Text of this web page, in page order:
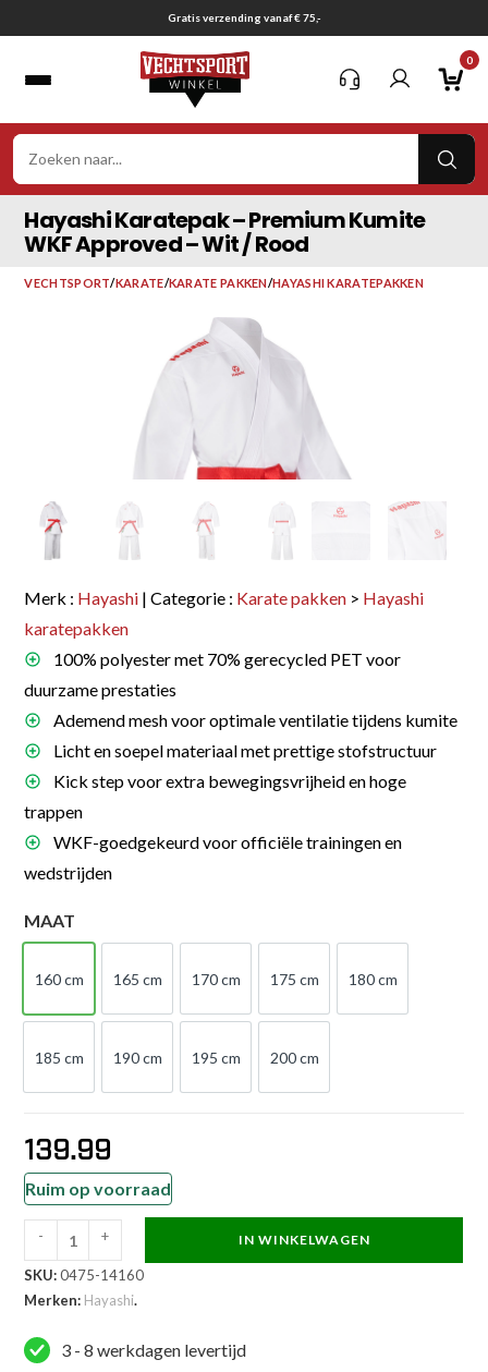
naar
Gratis verzending vanaf € 75,-
0
Hayashi Karatepak – Premium Kumite
WKF Approved – Wit / Rood
VECHTSPORT/KARATE/KARATE PAKKEN/HAYASHI KARATEPAKKEN
Merk : Hayashi | Categorie : Karate pakken > Hayashi
karatepakken
100% polyester met 70% gerecycled PET voor
duurzame prestaties
Ademend mesh voor optimale ventilatie tijdens kumite
Licht en soepel materiaal met prettige stofstructuur
Kick step voor extra bewegingsvrijheid en hoge
trappen
WKF-goedgekeurd voor officiële trainingen en
wedstrijden
MAAT
160 cm
160 cm
165 cm
165 cm
170 cm
170 cm
175 cm
175 cm
180 cm
180 cm
185 cm
185 cm
190 cm
190 cm
195 cm
195 cm
200 cm
200 cm
139.99
Ruim op voorraad
Hayashi
Karatepak
-
Premium
Kumite
- + IN WINKELWAGEN
SKU:0475-14160
Merken: Hayashi.
3 - 8 werkdagen levertijd